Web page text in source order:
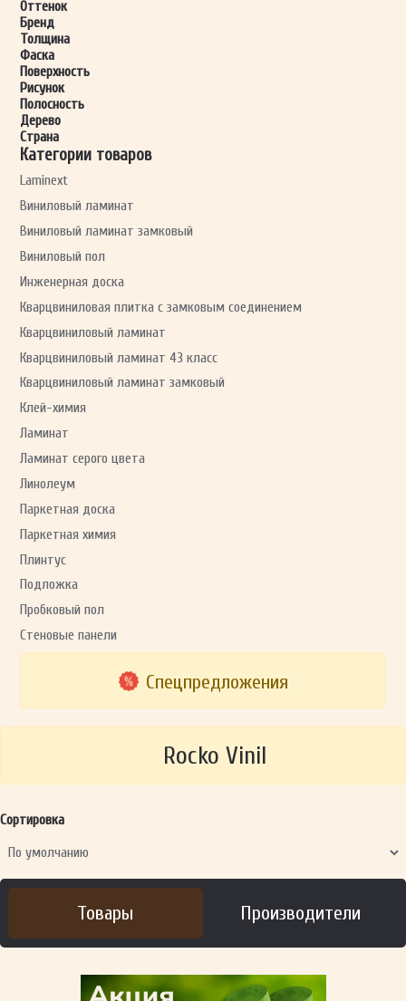
Оттенок
Бренд
Толщина
Фаска
Поверхность
Рисунок
Полосность
Дерево
Страна
Категории товаров
Laminext
Виниловый ламинат
Виниловый ламинат замковый
Виниловый пол
Инженерная доска
Кварцвиниловая плитка с замковым соединением
Кварцвиниловый ламинат
Кварцвиниловый ламинат 43 класс
Кварцвиниловый ламинат замковый
Клей-химия
Ламинат
Ламинат серого цвета
Линолеум
Паркетная доска
Паркетная химия
Плинтус
Подложка
Пробковый пол
Стеновые панели
Спецпредложения
Rocko Vinil
Сортировка
Товары Производители